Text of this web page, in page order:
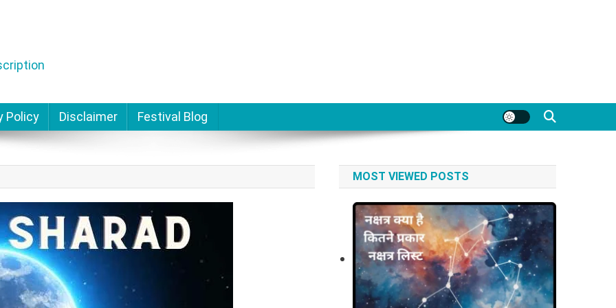
Policy Disclaimer Festival Blog
MOST VIEWED POSTS